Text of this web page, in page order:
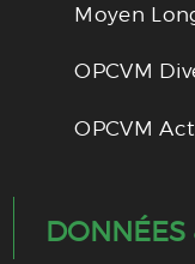
Moyen
OPCVM
OPCVM
DONNÉES